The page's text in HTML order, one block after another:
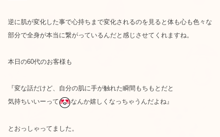
逆に肌が変化した事で心持ちまで変化されるのを見ると体も心も色々な
部分で全身が本当に繋がっているんだと感じさせてくれますね。
本日の60代のお客様も
『変な話だけど、自分の肌に手が触れた瞬間もちもとだと
気持ちいいーって
なんか嬉しくなっちゃうんだよね』
とおっしゃってました。